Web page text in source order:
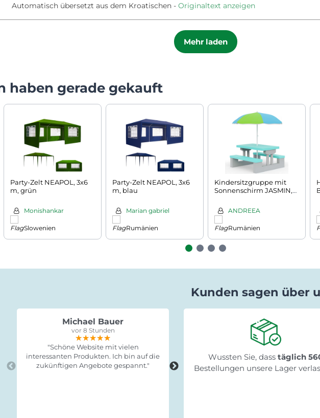
Automatisch übersetzt aus dem Kroatischen Originaltext anzeigen
Mehr laden
haben gerade gekauft
Party-Zelt NEAPOL, 3x6
m, grün
Monishankar
Slowenien
Party-Zelt NEAPOL, 3x6
m, blau
Marian gabriel
Rumänien
Kindersitzgruppe mit
Sonnenschirm JASMIN,
grau/mint
ANDREEA
Rumänien
Kunden sagen über
Michael Bauer
vor 8 Stunden
★★★★★
★★★★★
★★★★★
"Schöne Website mit vielen
interessanten Produkten. Ich bin auf die
zukünftigen Angebote gespannt."
Gabriele Saxa
vor 15 Stunden
★★★★★
★★★★★
★★★★★
"Schnelle Lieferung, leicht zum
Fertigstellen und stabil!"
Wussten Sie, dasstäglich
Bestellungen unsere Lager